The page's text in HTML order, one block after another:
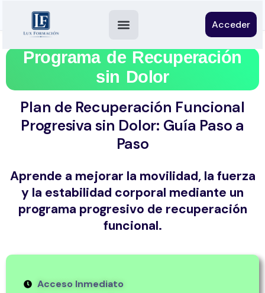
Acceder
Programa de Recuperación
sin Dolor
Plan de Recuperación Funcional
Progresiva sin Dolor: Guía Paso a
Paso
Aprende a mejorar la movilidad, la fuerza
y la estabilidad corporal mediante un
programa progresivo de recuperación
funcional.
Acceso Inmediato